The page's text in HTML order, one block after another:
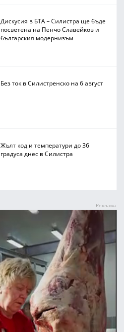
Дискусия в БТА – Силистра ще бъде
посветена на Пенчо Славейков и
българския модернизъм
Без ток в Силистренско на 6 август
Жълт код и температури до 36
градуса днес в Силистра